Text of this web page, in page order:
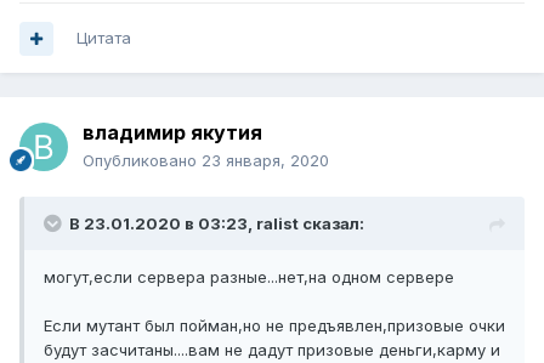
Цитата
владимир якутия
Опубликовано 23 января, 2020
В 23.01.2020 в 03:23, ralist сказал:
могут,если сервера разные...нет,на одном сервере
Если мутант был пойман,но не предъявлен,призовые очки
будут засчитаны....вам не дадут призовые деньги,карму и